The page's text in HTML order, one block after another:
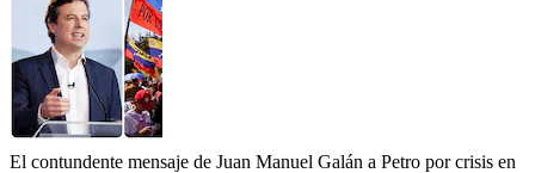
El contundente mensaje de Juan Manuel Galán a Petro por crisis en